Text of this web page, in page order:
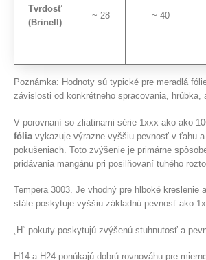
Tvrdosť
(Brinell)
~ 28 ~ 40
Poznámka: Hodnoty sú typické pre meradlá
závislosti od konkrétneho spracovania, hrúbka,
V porovnaní so zliatinami série 1xxx ako ako
fólia vykazuje výrazne vyššiu pevnosť v ťahu
pokušeniach. Toto zvýšenie je primárne
pridávania mangánu pri posilňovaní tuhého
Tempera 3003. Je vhodný pre hlboké kreslenie
stále poskytuje vyššiu základnú pevnosť ako
„H“ pokuty poskytujú zvýšenú stuhnutosť a
H14 a H24 ponúkajú dobrú rovnováhu pre